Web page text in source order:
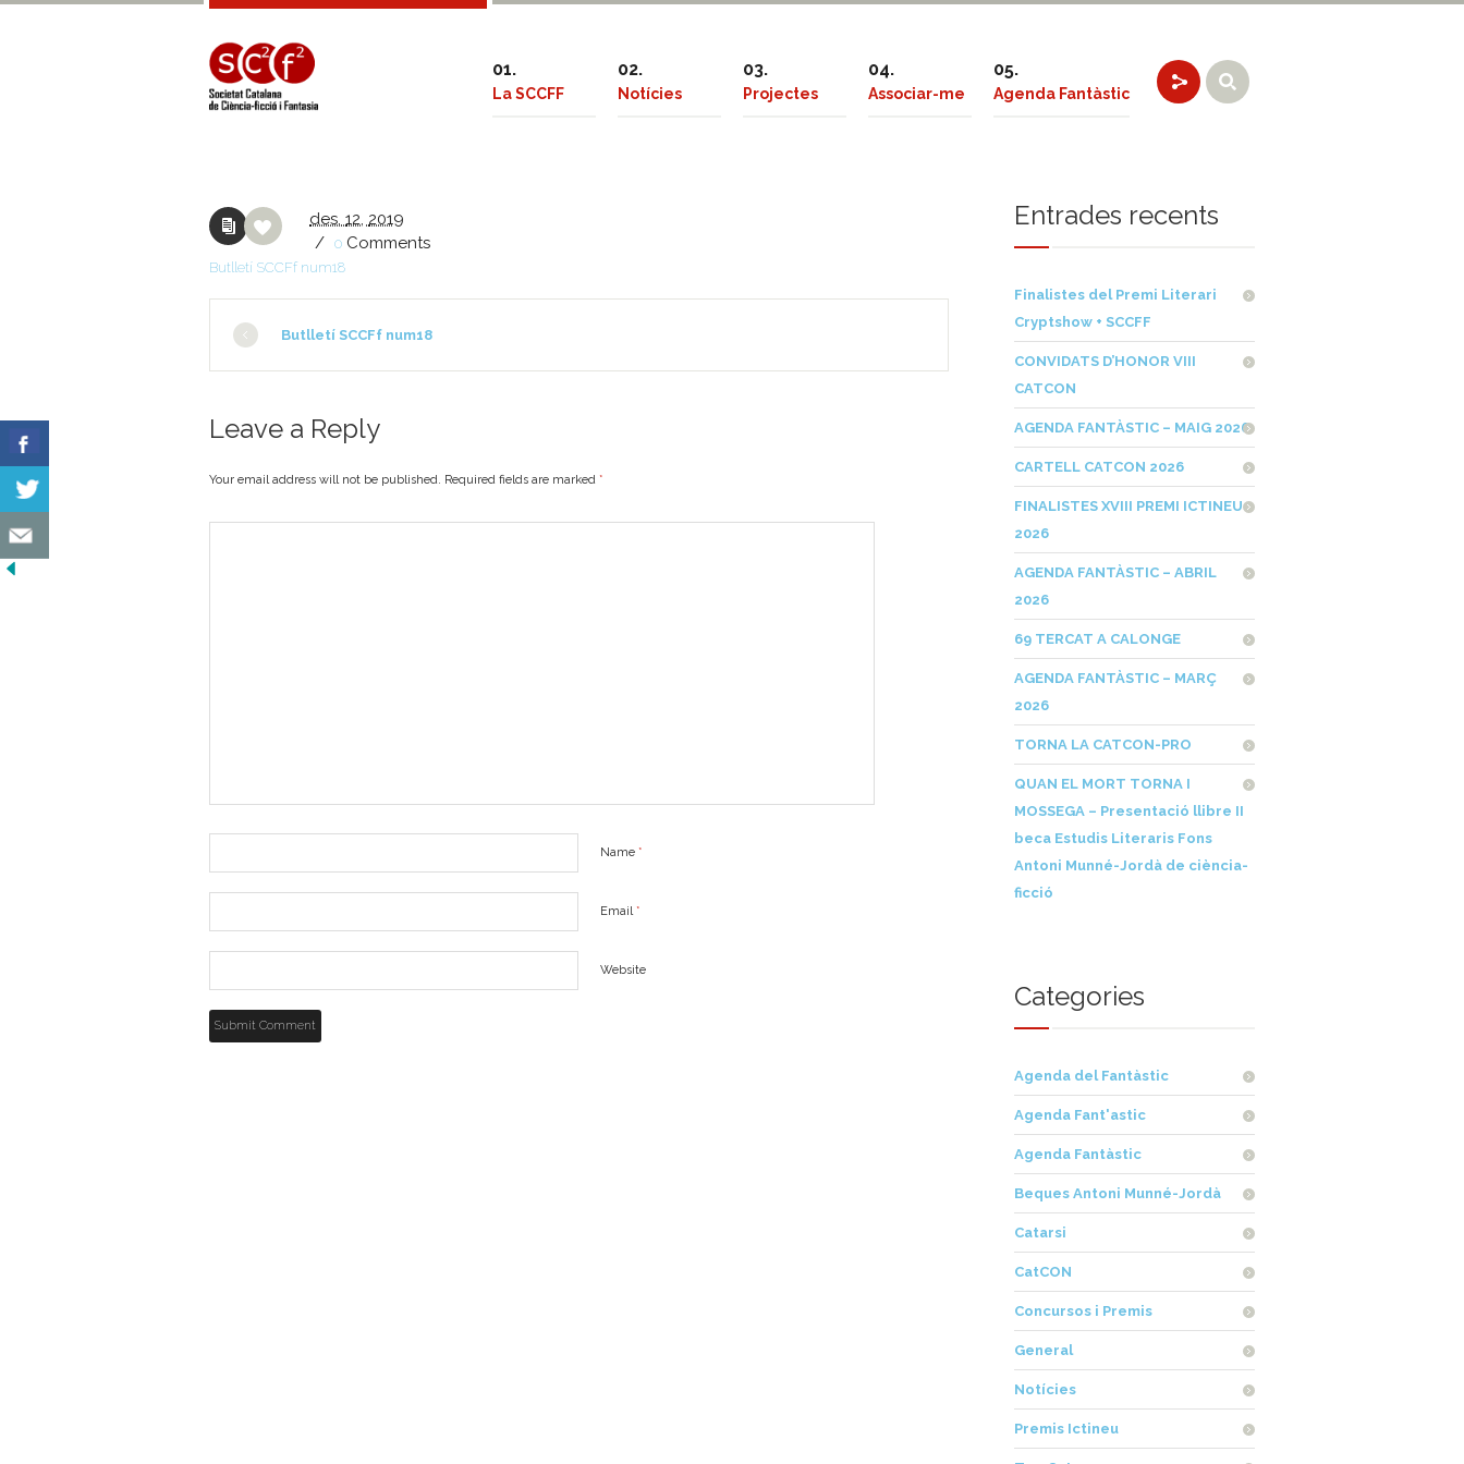
La SCCFF Notícies Projectes Associar-me Agenda Fantàstic
des. 12, 2019
/ 0 Comments
Butlletí SCCFf num18
Butlletí SCCFf num18
Leave a Reply
Your email address will not be published. Required fields are marked *
Name*
Email*
Website
Entrades recents
Finalistes del Premi Literari
Cryptshow + SCCFF
CONVIDATS D’HONOR VIII
CATCON
AGENDA FANTÀSTIC – MAIG 2026
CARTELL CATCON 2026
FINALISTES XVIII PREMI ICTINEU
2026
AGENDA FANTÀSTIC – ABRIL
2026
69 TERCAT A CALONGE
AGENDA FANTÀSTIC – MARÇ
2026
TORNA LA CATCON-PRO
QUAN EL MORT TORNA I
MOSSEGA – Presentació llibre II
beca Estudis Literaris Fons
Antoni Munné-Jordà de ciència-
ficció
Categories
Agenda del Fantàstic
Agenda Fant'astic
Agenda Fantàstic
Beques Antoni Munné-Jordà
Catarsi
CatCON
Concursos i Premis
General
Notícies
Premis Ictineu